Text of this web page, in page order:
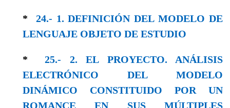
* 24.- 1. DEFINICIÓN DEL MODELO DE
LENGUAJE OBJETO DE ESTUDIO
* 25.- 2. EL PROYECTO. ANÁLISIS
ELECTRÓNICO DEL MODELO
DINÁMICO CONSTITUIDO POR UN
ROMANCE EN SUS MÚLTIPLES